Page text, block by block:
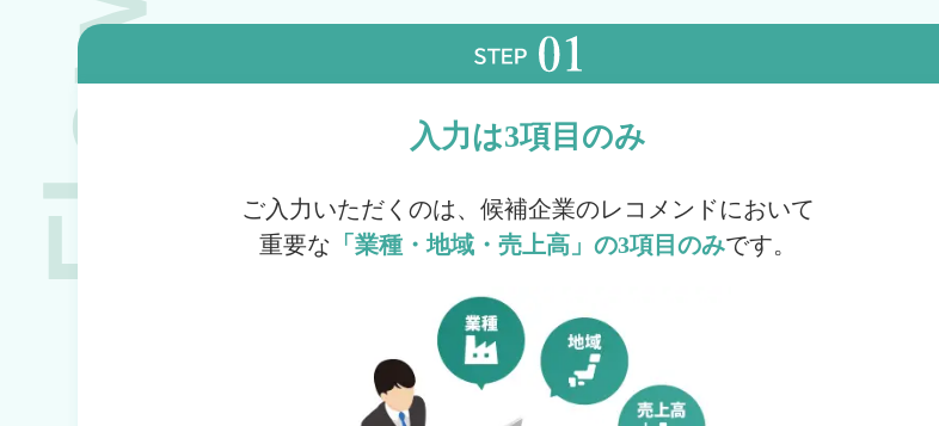
入力は3項目のみ
ご入力いただくのは、候補企業のレコメンドにおいて
重要な 「業種・地域・売上高」の3項目のみです。